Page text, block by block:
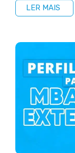
LER MAIS